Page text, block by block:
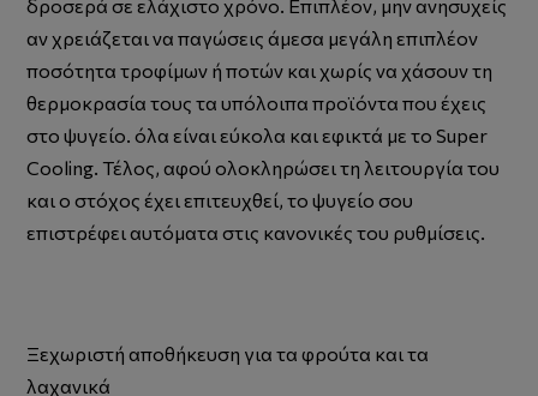
δροσερά σε ελάχιστο χρόνο. Επιπλέον, μην ανησυχείς
αν χρειάζεται να παγώσεις άμεσα μεγάλη επιπλέον
ποσότητα τροφίμων ή ποτών και χωρίς να χάσουν τη
θερμοκρασία τους τα υπόλοιπα προϊόντα που έχεις
στο ψυγείο. όλα είναι εύκολα και εφικτά με το Super
Cooling. Τέλος, αφού ολοκληρώσει τη λειτουργία του
και ο στόχος έχει επιτευχθεί, το ψυγείο σου
επιστρέφει αυτόματα στις κανονικές του ρυθμίσεις.
Ξεχωριστή αποθήκευση για τα φρούτα και τα
λαχανικά